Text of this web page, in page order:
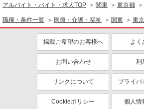
アルバイト・バイト・求人TOP 関東 東京都
職種・条件一覧 医療・介護・福祉 関東 東
掲載ご希望のお客様へ よく
お問い合わせ 利
リンクについて プライバ
Cookieポリシー 個人情